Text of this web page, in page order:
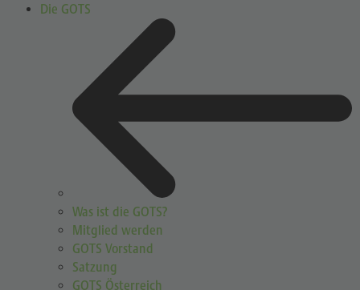
Die GOTS
Was ist die GOTS?
Mitglied werden
GOTS Vorstand
Satzung
GOTS Österreich